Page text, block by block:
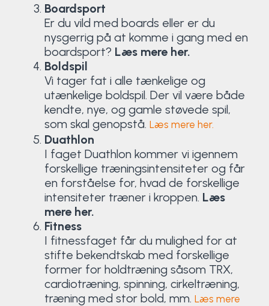
Boardsport
Er du vild med boards eller er du
nysgerrig på at komme i gang med en
boardsport? Læs mere her.
Boldspil
Vi tager fat i alle tænkelige og
utænkelige boldspil. Der vil være både
kendte, nye, og gamle støvede spil,
som skal genopstå. Læs mere her.
Duathlon
I faget Duathlon kommer vi igennem
forskellige træningsintensiteter og får
en forståelse for, hvad de forskellige
intensiteter træner i kroppen. Læs
mere her.
Fitness
I fitnessfaget får du mulighed for at
stifte bekendtskab med forskellige
former for holdtræning såsom TRX,
cardiotræning, spinning, cirkeltræning,
træning med stor bold, mm. Læs mere